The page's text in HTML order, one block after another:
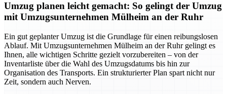
Umzug planen leicht gemacht: So gelingt der Umzug
mit Umzugsunternehmen Mülheim an der Ruhr
Ein gut geplanter Umzug ist die Grundlage für einen reibungslosen
Ablauf. Mit Umzugsunternehmen Mülheim an der Ruhr gelingt es
Ihnen, alle wichtigen Schritte gezielt vorzubereiten – von der
Inventarliste über die Wahl des Umzugsdatums bis hin zur
Organisation des Transports. Ein strukturierter Plan spart nicht nur
Zeit, sondern auch Nerven.